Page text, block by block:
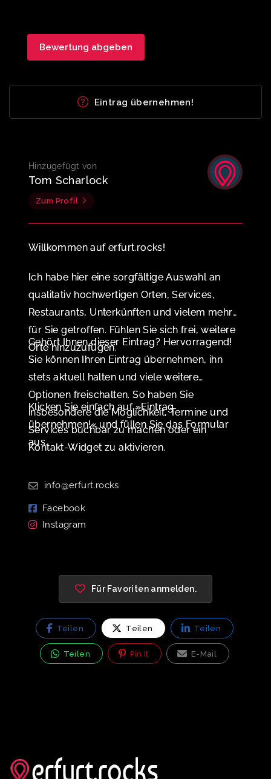
Eintrag übernehmen!
Hinzugefügt von
Tom Scharlock
Zum Profil
Willkommen auf erfurt.rocks!
Ich habe hier eine sorgfältige Auswahl an
qualitativ hochwertigen Orten, Services,
Restaurants, Unterkünften und vielem mehr
für Sie getroffen. Fühlen Sie sich frei, weitere
Orte hinzuzufügen.
Gehört Ihnen dieser Eintrag? Hervorragend!
Sie können Ihren Eintrag übernehmen, ihn
stets aktuell halten und viele weitere
Optionen freischalten. So haben Sie
insbesondere die Möglichkeit, Termine und
Services buchbar zu machen oder ein
Kontakt-Widget zu aktivieren.
Klicken Sie einfach auf »Eintrag
übernehmen!« und füllen Sie das Formular
aus.
info@erfurt.rocks
Facebook
Instagram
Für Favoriten anmelden.
Teilen Teilen Teilen
Teilen Pin It E-Mail